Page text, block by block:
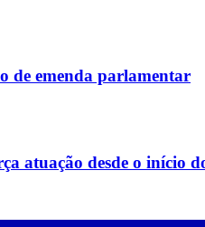
de emenda parlamentar
atuação desde o início